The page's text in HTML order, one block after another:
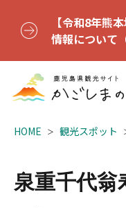
【令和8年熊
情報について
HOME 観光スポット
泉重千代翁